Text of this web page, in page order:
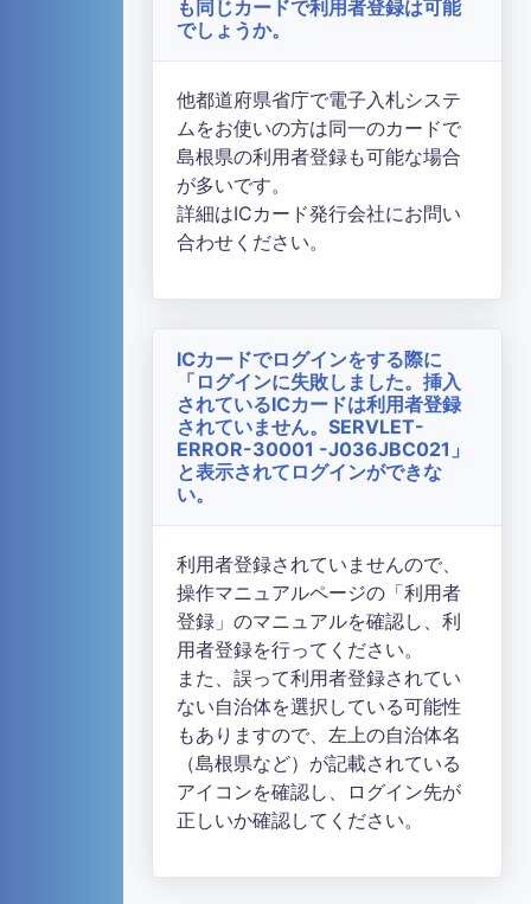
も同じカードで利用者登録は可能
でしょうか。
他都道府県省庁で電子入札システ
ムをお使いの方は同一のカードで
島根県の利用者登録も可能な場合
が多いです。
詳細はICカード発行会社にお問い
合わせください。
ICカードでログインをする際に
「ログインに失敗しました。挿入
されているICカードは利用者登録
されていません。SERVLET-
ERROR-30001 -J036JBC021」
と表示されてログインができな
い。
利用者登録されていませんので、
操作マニュアルページの「利用者
登録」のマニュアルを確認し、利
用者登録を行ってください。
また、誤って利用者登録されてい
ない自治体を選択している可能性
もありますので、左上の自治体名
（島根県など）が記載されている
アイコンを確認し、ログイン先が
正しいか確認してください。